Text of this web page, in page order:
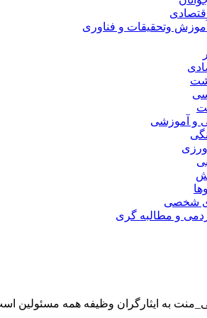
وتحقیقات و فناوری
و آموزشی
شخصی
و مطالبه گری
به ایثارگران وظیفه همه مسئولین